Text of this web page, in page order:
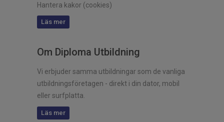
Hantera kakor (cookies)
Läs mer
Om Diploma Utbildning
Vi erbjuder samma utbildningar som de vanliga
utbildningsföretagen - direkt i din dator, mobil
eller surfplatta.
Läs mer